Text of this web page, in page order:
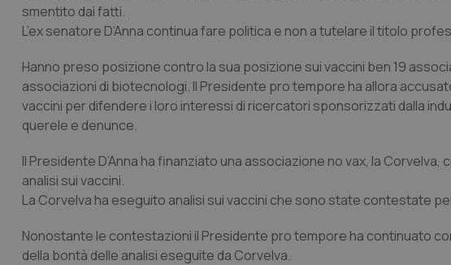
smentito dai fatti.
L’ex senatore D’Anna continua fare politica e non a tutelare il titolo
Hanno preso posizione contro la sua posizione sui vaccini ben 19
associazioni di biotecnologi. Il Presidente pro tempore ha allora
vaccini per difendere i loro interessi di ricercatori sponsorizzati dalla
querele e denunce.
Il Presidente D’Anna ha finanziato una associazione no vax, la
analisi sui vaccini.
La Corvelva ha eseguito analisi sui vaccini che sono state contestate
Nonostante le contestazioni il Presidente pro tempore ha continuato
della bontà delle analisi eseguite da Corvelva.